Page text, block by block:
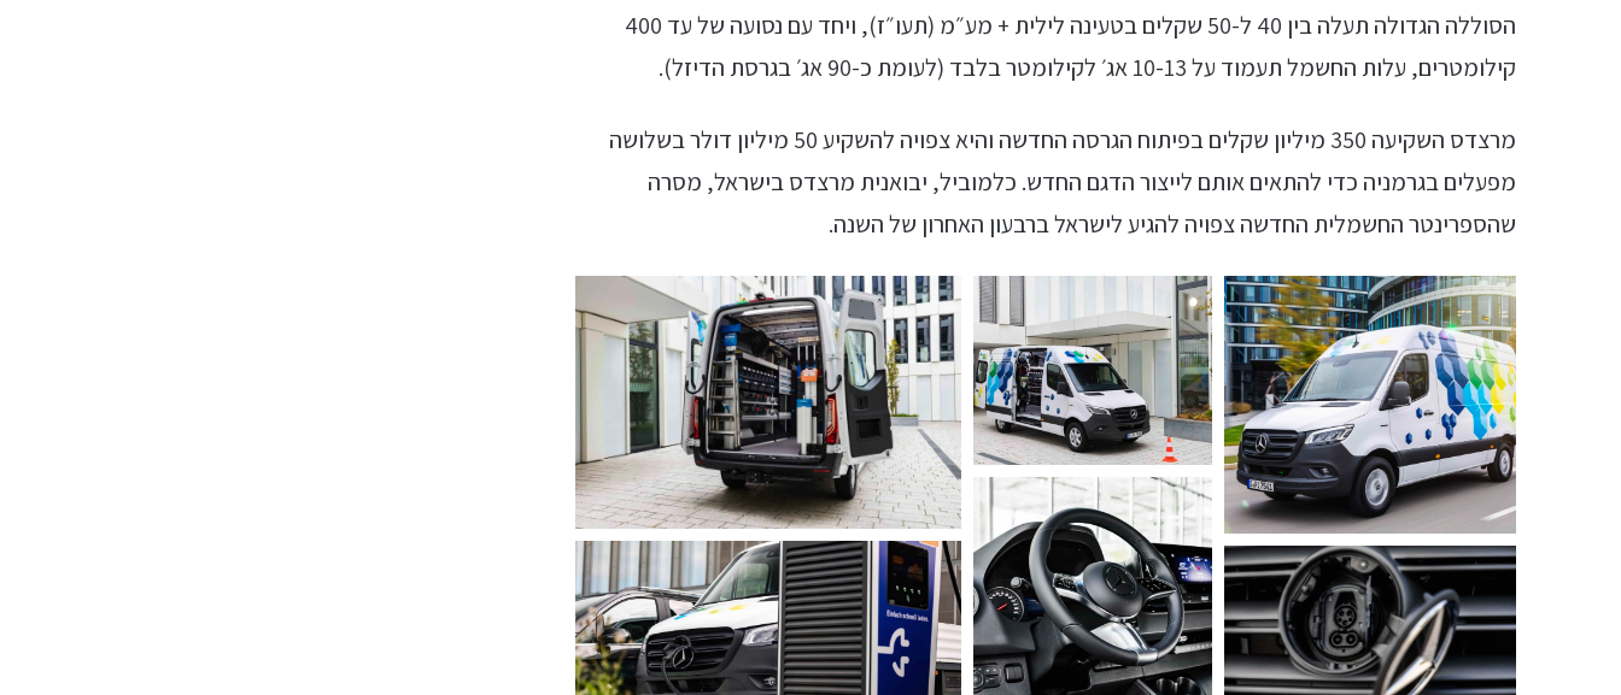
הסוללה הגדולה תעלה בין 40 ל-50 שקלים בטעינה לילית + מע״מ (תעו״ז), ויחד עם נסועה של עד 400
קילומטרים, עלות החשמל תעמוד על 10-13 אג׳ לקילומטר בלבד (לעומת כ-90 אג׳ בגרסת הדיזל).
מרצדס השקיעה 350 מיליון שקלים בפיתוח הגרסה החדשה והיא צפויה להשקיע 50 מיליון דולר בשלושה
מפעלים בגרמניה כדי להתאים אותם לייצור הדגם החדש. כלמוביל, יבואנית מרצדס בישראל, מסרה
שהספרינטר החשמלית החדשה צפויה להגיע לישראל ברבעון האחרון של השנה.